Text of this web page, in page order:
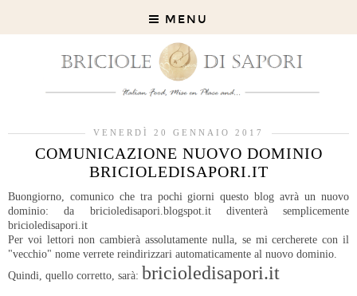
MENU
VENERDÌ 20 GENNAIO 2017
COMUNICAZIONE NUOVO DOMINIO
BRICIOLEDISAPORI.IT
Buongiorno, comunico che tra pochi giorni questo blog avrà un nuovo
dominio: da bricioledisapori.blogspot.it diventerà semplicemente
bricioledisapori.it
Per voi lettori non cambierà assolutamente nulla, se mi cercherete con il
"vecchio" nome verrete reindirizzari automaticamente al nuovo dominio.
Quindi, quello corretto, sarà: bricioledisapori.it